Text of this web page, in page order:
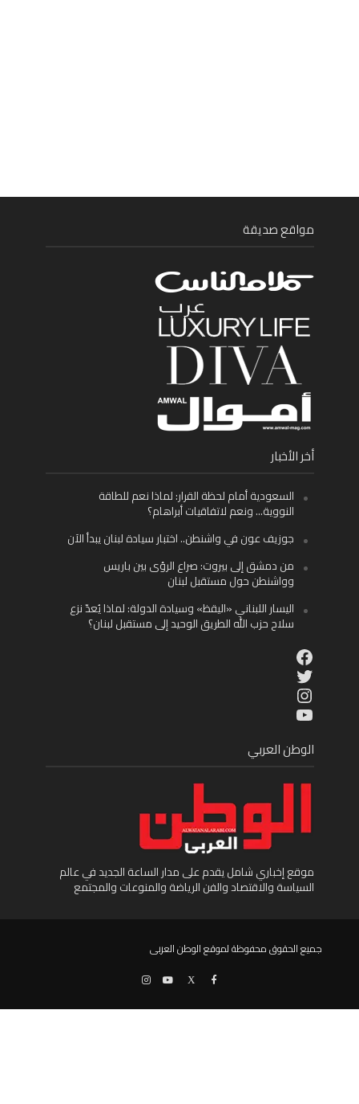
مواقع صديقة
أخر الأخبار
السعودية أمام لحظة القرار: لماذا نعم للطاقة
النووية… ونعم لاتفاقيات أبراهام؟
جوزيف عون في واشنطن.. اختبار سيادة لبنان يبدأ الآن
من دمشق إلى بيروت: صراع الرؤى بين باريس
وواشنطن حول مستقبل لبنان
اليسار اللبناني «اليقظ» وسيادة الدولة: لماذا يُعدّ نزع
سلاح حزب الله الطريق الوحيد إلى مستقبل لبنان؟
Facebook
Twitter
Instagram
YouTube
الوطن العربي
موقع إخباري شامل يقدم على مدار الساعة الجديد في عالم
السياسة والاقتصاد والفن الرياضة والمنوعات والمجتمع
جميع الحقوق محفوظة لموقع الوطن العربى